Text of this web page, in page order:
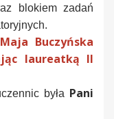
blokiem zadań
Buczyńska
laureatką II
była Pani